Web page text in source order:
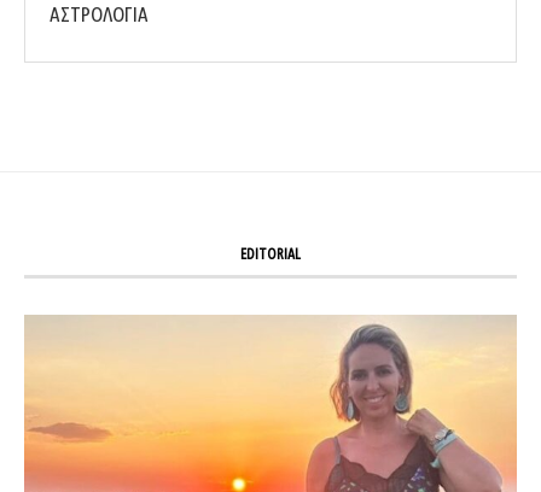
ΑΣΤΡΟΛΟΓΙΑ
EDITORIAL